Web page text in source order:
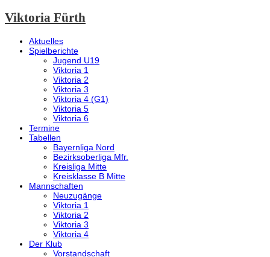
Viktoria Fürth
Aktuelles
Spielberichte
Jugend U19
Viktoria 1
Viktoria 2
Viktoria 3
Viktoria 4 (G1)
Viktoria 5
Viktoria 6
Termine
Tabellen
Bayernliga Nord
Bezirksoberliga Mfr.
Kreisliga Mitte
Kreisklasse B Mitte
Mannschaften
Neuzugänge
Viktoria 1
Viktoria 2
Viktoria 3
Viktoria 4
Der Klub
Vorstandschaft